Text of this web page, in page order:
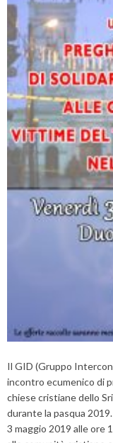
Il GID (Gruppo
incontro ecumenico di
chiese cristiane dello
durante la pasqua
3 maggio 2019 alle ore